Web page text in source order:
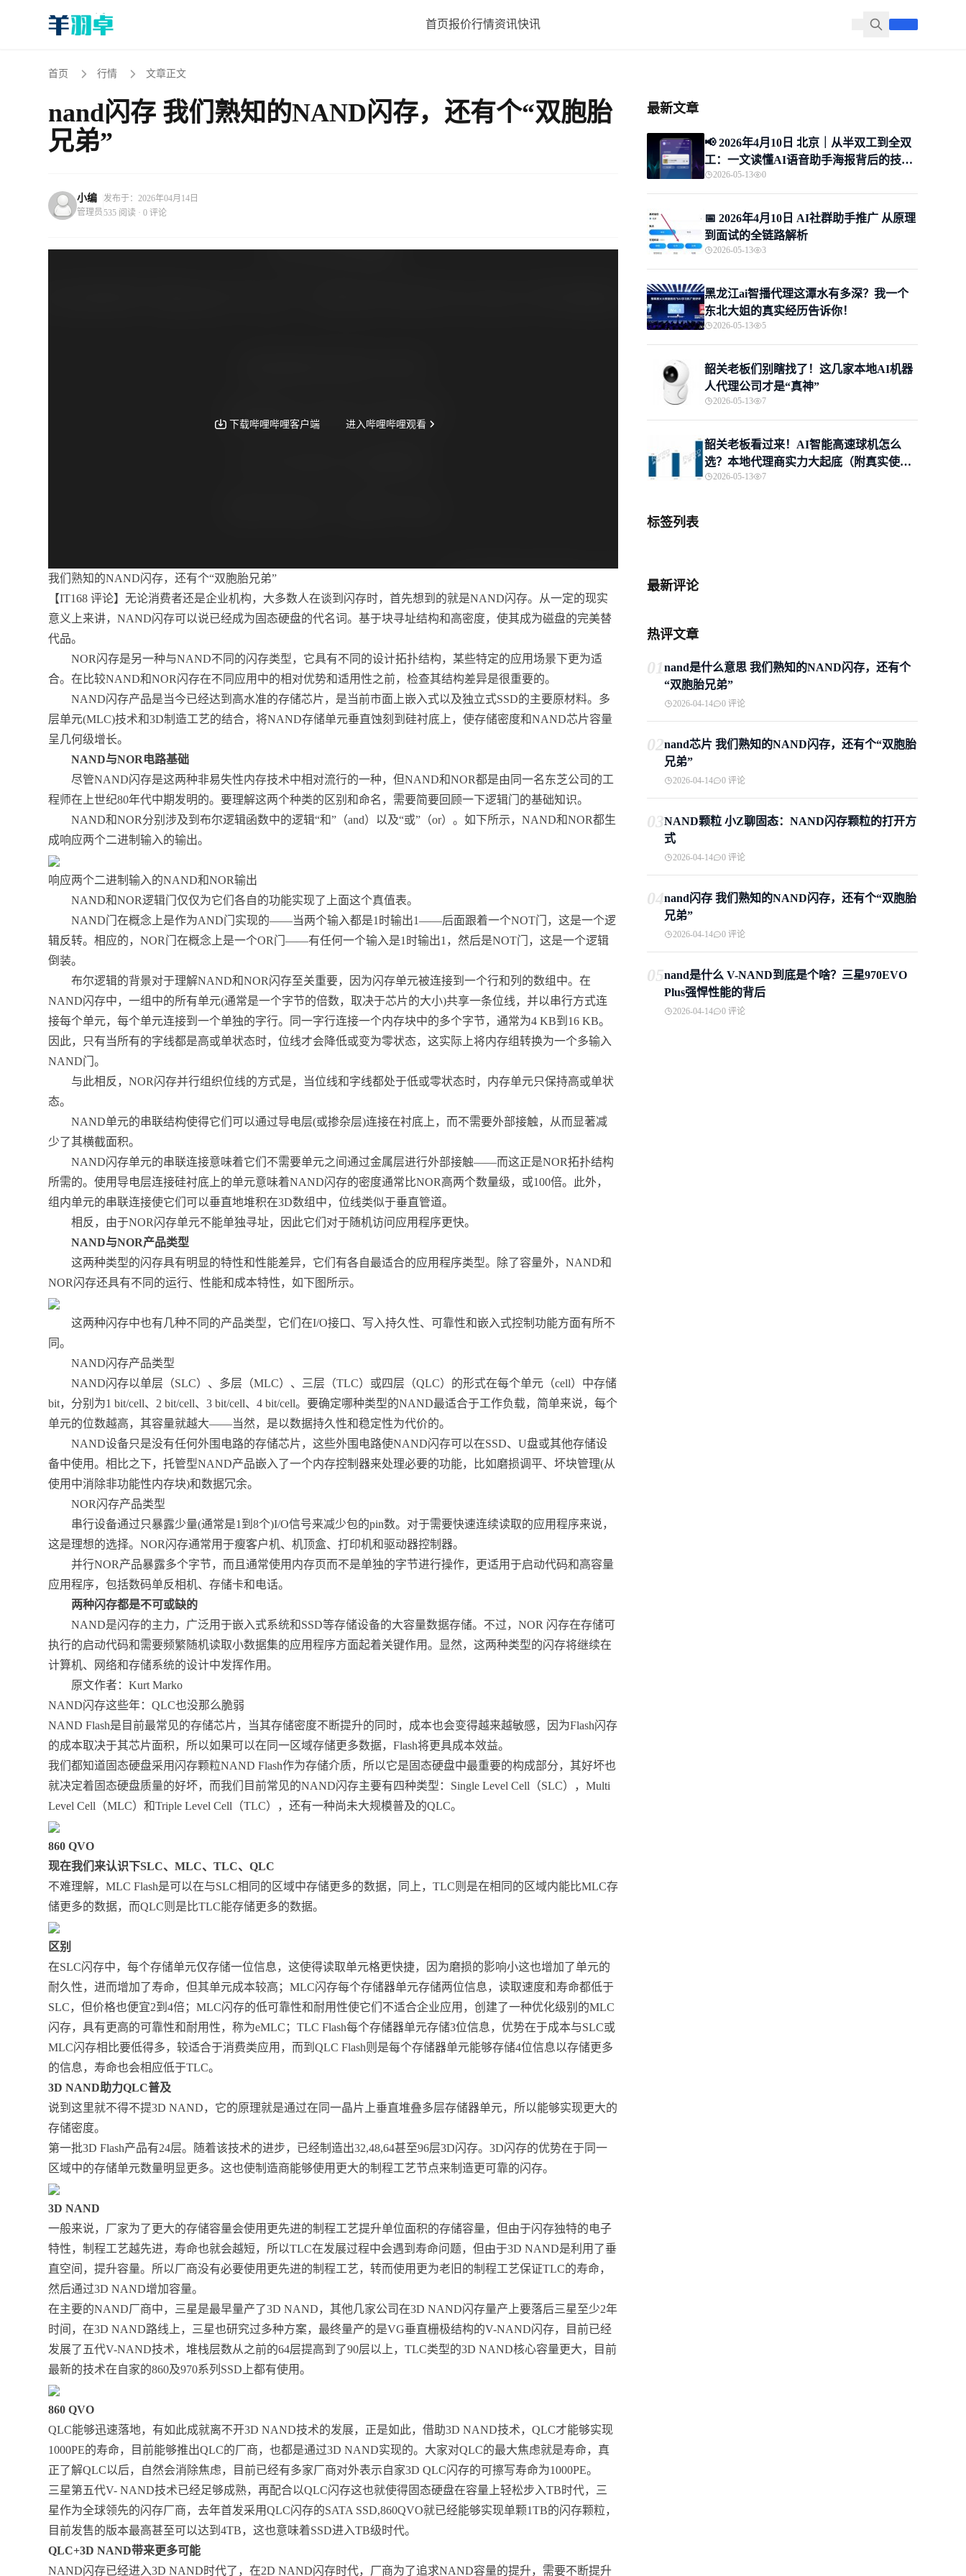
首页报价行情资讯快讯
首页 行情 文章正文
nand闪存 我们熟知的NAND闪存，还有个“双胞胎
兄弟”
小编
管理员
发布于：2026年04月14日
535 阅读 · 0 评论
我们熟知的NAND闪存，还有个“双胞胎兄弟”
【IT168 评论】无论消费者还是企业机构，大多数人在谈到闪存时，首先想到的就是NAND闪存。从一定的现实
意义上来讲，NAND闪存可以说已经成为固态硬盘的代名词。基于块寻址结构和高密度，使其成为磁盘的完美替
代品。
NOR闪存是另一种与NAND不同的闪存类型，它具有不同的设计拓扑结构，某些特定的应用场景下更为适
合。在比较NAND和NOR闪存在不同应用中的相对优势和适用性之前，检查其结构差异是很重要的。
NAND闪存产品是当今已经达到高水准的存储芯片，是当前市面上嵌入式以及独立式SSD的主要原材料。多
层单元(MLC)技术和3D制造工艺的结合，将NAND存储单元垂直蚀刻到硅衬底上，使存储密度和NAND芯片容量
呈几何级增长。
NAND与NOR电路基础
尽管NAND闪存是这两种非易失性内存技术中相对流行的一种，但NAND和NOR都是由同一名东芝公司的工
程师在上世纪80年代中期发明的。要理解这两个种类的区别和命名，需要简要回顾一下逻辑门的基础知识。
NAND和NOR分别涉及到布尔逻辑函数中的逻辑“和”（and）以及“或”（or）。如下所示，NAND和NOR都生
成响应两个二进制输入的输出。
响应两个二进制输入的NAND和NOR输出
NAND和NOR逻辑门仅仅为它们各自的功能实现了上面这个真值表。
NAND门在概念上是作为AND门实现的——当两个输入都是1时输出1——后面跟着一个NOT门，这是一个逻
辑反转。相应的，NOR门在概念上是一个OR门——有任何一个输入是1时输出1，然后是NOT门，这是一个逻辑
倒装。
布尔逻辑的背景对于理解NAND和NOR闪存至关重要，因为闪存单元被连接到一个行和列的数组中。在
NAND闪存中，一组中的所有单元(通常是一个字节的倍数，取决于芯片的大小)共享一条位线，并以串行方式连
接每个单元，每个单元连接到一个单独的字行。同一字行连接一个内存块中的多个字节，通常为4 KB到16 KB。
因此，只有当所有的字线都是高或单状态时，位线才会降低或变为零状态，这实际上将内存组转换为一个多输入
NAND门。
与此相反，NOR闪存并行组织位线的方式是，当位线和字线都处于低或零状态时，内存单元只保持高或单状
态。
NAND单元的串联结构使得它们可以通过导电层(或掺杂层)连接在衬底上，而不需要外部接触，从而显著减
少了其横截面积。
NAND闪存单元的串联连接意味着它们不需要单元之间通过金属层进行外部接触——而这正是NOR拓扑结构
所需的。使用导电层连接硅衬底上的单元意味着NAND闪存的密度通常比NOR高两个数量级，或100倍。此外，
组内单元的串联连接使它们可以垂直地堆积在3D数组中，位线类似于垂直管道。
相反，由于NOR闪存单元不能单独寻址，因此它们对于随机访问应用程序更快。
NAND与NOR产品类型
这两种类型的闪存具有明显的特性和性能差异，它们有各自最适合的应用程序类型。除了容量外，NAND和
NOR闪存还具有不同的运行、性能和成本特性，如下图所示。
这两种闪存中也有几种不同的产品类型，它们在I/O接口、写入持久性、可靠性和嵌入式控制功能方面有所不
同。
NAND闪存产品类型
NAND闪存以单层（SLC）、多层（MLC）、三层（TLC）或四层（QLC）的形式在每个单元（cell）中存储
bit，分别为1 bit/cell、2 bit/cell、3 bit/cell、4 bit/cell。要确定哪种类型的NAND最适合于工作负载，简单来说，每个
单元的位数越高，其容量就越大——当然，是以数据持久性和稳定性为代价的。
NAND设备只是没有任何外围电路的存储芯片，这些外围电路使NAND闪存可以在SSD、U盘或其他存储设
备中使用。相比之下，托管型NAND产品嵌入了一个内存控制器来处理必要的功能，比如磨损调平、坏块管理(从
使用中消除非功能性内存块)和数据冗余。
NOR闪存产品类型
串行设备通过只暴露少量(通常是1到8个)I/O信号来减少包的pin数。对于需要快速连续读取的应用程序来说，
这是理想的选择。NOR闪存通常用于瘦客户机、机顶盒、打印机和驱动器控制器。
并行NOR产品暴露多个字节，而且通常使用内存页而不是单独的字节进行操作，更适用于启动代码和高容量
应用程序，包括数码单反相机、存储卡和电话。
两种闪存都是不可或缺的
NAND是闪存的主力，广泛用于嵌入式系统和SSD等存储设备的大容量数据存储。不过，NOR 闪存在存储可
执行的启动代码和需要频繁随机读取小数据集的应用程序方面起着关键作用。显然，这两种类型的闪存将继续在
计算机、网络和存储系统的设计中发挥作用。
原文作者：Kurt Marko
NAND闪存这些年：QLC也没那么脆弱
NAND Flash是目前最常见的存储芯片，当其存储密度不断提升的同时，成本也会变得越来越敏感，因为Flash闪存
的成本取决于其芯片面积，所以如果可以在同一区域存储更多数据，Flash将更具成本效益。
我们都知道固态硬盘采用闪存颗粒NAND Flash作为存储介质，所以它是固态硬盘中最重要的构成部分，其好坏也
就决定着固态硬盘质量的好坏，而我们目前常见的NAND闪存主要有四种类型：Single Level Cell（SLC），Multi
Level Cell（MLC）和Triple Level Cell（TLC），还有一种尚未大规模普及的QLC。
860 QVO
现在我们来认识下SLC、MLC、TLC、QLC
不难理解，MLC Flash是可以在与SLC相同的区域中存储更多的数据，同上，TLC则是在相同的区域内能比MLC存
储更多的数据，而QLC则是比TLC能存储更多的数据。
区别
在SLC闪存中，每个存储单元仅存储一位信息，这使得读取单元格更快捷，因为磨损的影响小这也增加了单元的
耐久性，进而增加了寿命，但其单元成本较高；MLC闪存每个存储器单元存储两位信息，读取速度和寿命都低于
SLC，但价格也便宜2到4倍；MLC闪存的低可靠性和耐用性使它们不适合企业应用，创建了一种优化级别的MLC
闪存，具有更高的可靠性和耐用性，称为eMLC；TLC Flash每个存储器单元存储3位信息，优势在于成本与SLC或
MLC闪存相比要低得多，较适合于消费类应用，而到QLC Flash则是每个存储器单元能够存储4位信息以存储更多
的信息，寿命也会相应低于TLC。
3D NAND助力QLC普及
说到这里就不得不提3D NAND，它的原理就是通过在同一晶片上垂直堆叠多层存储器单元，所以能够实现更大的
存储密度。
第一批3D Flash产品有24层。随着该技术的进步，已经制造出32,48,64甚至96层3D闪存。3D闪存的优势在于同一
区域中的存储单元数量明显更多。这也使制造商能够使用更大的制程工艺节点来制造更可靠的闪存。
3D NAND
一般来说，厂家为了更大的存储容量会使用更先进的制程工艺提升单位面积的存储容量，但由于闪存独特的电子
特性，制程工艺越先进，寿命也就会越短，所以TLC在发展过程中会遇到寿命问题，但由于3D NAND是利用了垂
直空间，提升容量。所以厂商没有必要使用更先进的制程工艺，转而使用更为老旧的制程工艺保证TLC的寿命，
然后通过3D NAND增加容量。
在主要的NAND厂商中，三星是最早量产了3D NAND，其他几家公司在3D NAND闪存量产上要落后三星至少2年
时间，在3D NAND路线上，三星也研究过多种方案，最终量产的是VG垂直栅极结构的V-NAND闪存，目前已经
发展了五代V-NAND技术，堆栈层数从之前的64层提高到了90层以上，TLC类型的3D NAND核心容量更大，目前
最新的技术在自家的860及970系列SSD上都有使用。
860 QVO
QLC能够迅速落地，有如此成就离不开3D NAND技术的发展，正是如此，借助3D NAND技术，QLC才能够实现
1000PE的寿命，目前能够推出QLC的厂商，也都是通过3D NAND实现的。大家对QLC的最大焦虑就是寿命，真
正了解QLC以后，自然会消除焦虑，目前已经有多家厂商对外表示自家3D QLC闪存的可擦写寿命为1000PE。
三星第五代V- NAND技术已经足够成熟，再配合以QLC闪存这也就使得固态硬盘在容量上轻松步入TB时代，三
星作为全球领先的闪存厂商，去年首发采用QLC闪存的SATA SSD,860QVO就已经能够实现单颗1TB的闪存颗粒，
目前发售的版本最高甚至可以达到4TB，这也意味着SSD进入TB级时代。
QLC+3D NAND带来更多可能
NAND闪存已经进入3D NAND时代了，在2D NAND闪存时代，厂商为了追求NAND容量的提升，需要不断提升
最新文章
📢 2026年4月10日 北京｜从半双工到全双
工：一文读懂AI语音助手海报背后的技术
革命
2026-05-13 0
📅 2026年4月10日 AI社群助手推广 从原理
到面试的全链路解析
2026-05-13 3
黑龙江ai智播代理这潭水有多深？我一个
东北大姐的真实经历告诉你！
2026-05-13 5
韶关老板们别瞎找了！这几家本地AI机器
人代理公司才是“真神”
2026-05-13 7
韶关老板看过来！AI智能高速球机怎么
选？本地代理商实力大起底（附真实使用
感受）
2026-05-13 7
标签列表
最新评论
热评文章
01nand是什么意思 我们熟知的NAND闪存，还有个
“双胞胎兄弟”
2026-04-14 0 评论
02nand芯片 我们熟知的NAND闪存，还有个“双胞胎
兄弟”
2026-04-14 0 评论
03NAND颗粒 小Z聊固态：NAND闪存颗粒的打开方
式
2026-04-14 0 评论
04nand闪存 我们熟知的NAND闪存，还有个“双胞胎
兄弟”
2026-04-14 0 评论
05nand是什么 V-NAND到底是个啥？三星970EVO
Plus强悍性能的背后
2026-04-14 0 评论